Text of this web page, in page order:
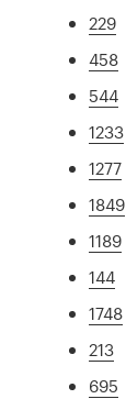
229
458
544
1233
1277
1849
1189
144
1748
213
695